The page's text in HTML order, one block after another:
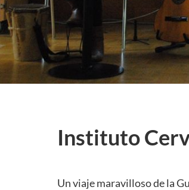
Instituto
Un viaje maravilloso de la